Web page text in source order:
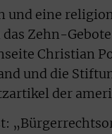
und eine
Zehn-
Christian
und die
der